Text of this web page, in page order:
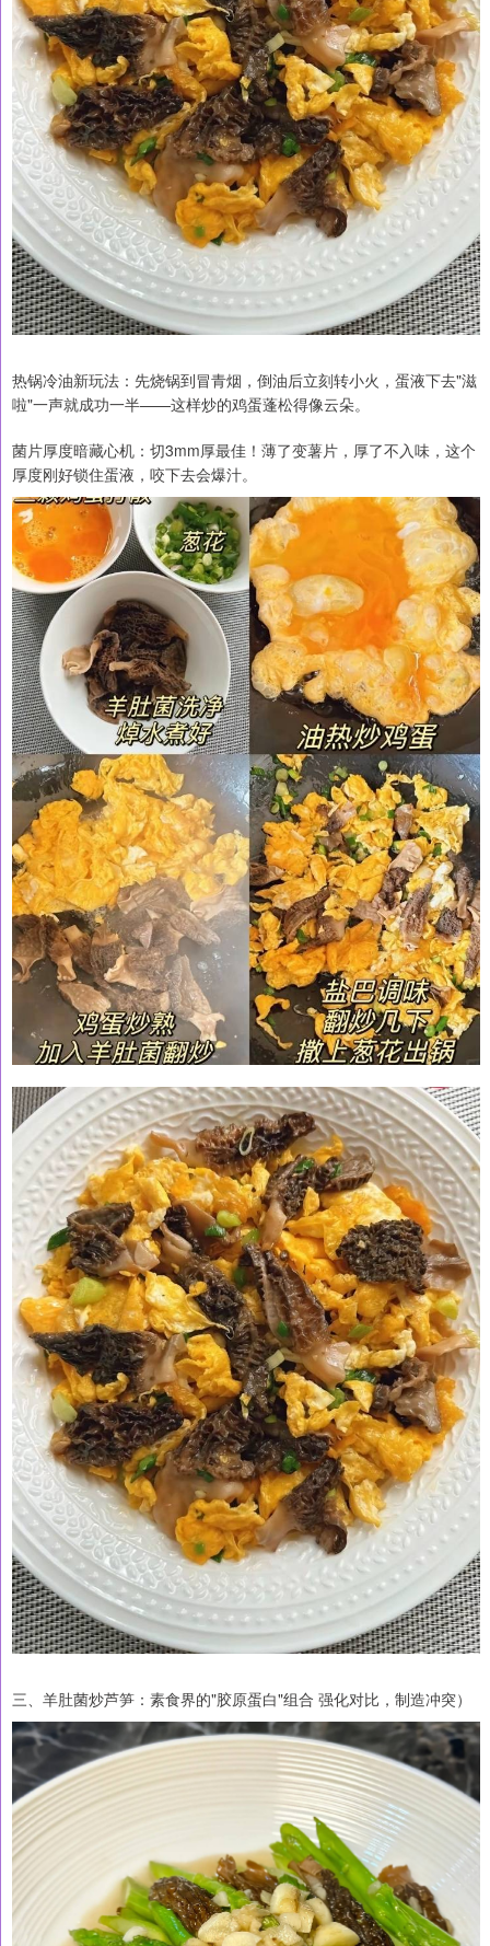
热锅冷油新玩法：先烧锅到冒青烟，倒油后立刻转小火，蛋液下去"滋
啦"一声就成功一半——这样炒的鸡蛋蓬松得像云朵。
菌片厚度暗藏心机：切3mm厚最佳！薄了变薯片，厚了不入味，这个
厚度刚好锁住蛋液，咬下去会爆汁。
三、羊肚菌炒芦笋：素食界的"胶原蛋白"组合 强化对比，制造冲突）